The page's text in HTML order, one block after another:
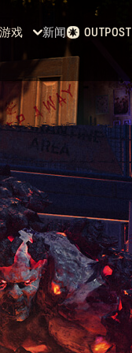
戏
消逝
光
》
消
2
消逝
光
：困
》
新闻 OUTPOST
主页
赏金任务
军械库
票据